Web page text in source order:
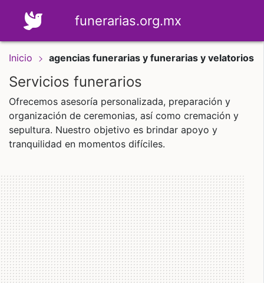
funerarias.org.mx
Inicio agencias funerarias y funerarias y velatorios
Servicios funerarios
Ofrecemos asesoría personalizada, preparación y
organización de ceremonias, así como cremación y
sepultura. Nuestro objetivo es brindar apoyo y
tranquilidad en momentos difíciles.